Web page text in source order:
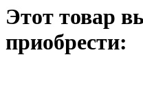
Этот товар
приобрести: